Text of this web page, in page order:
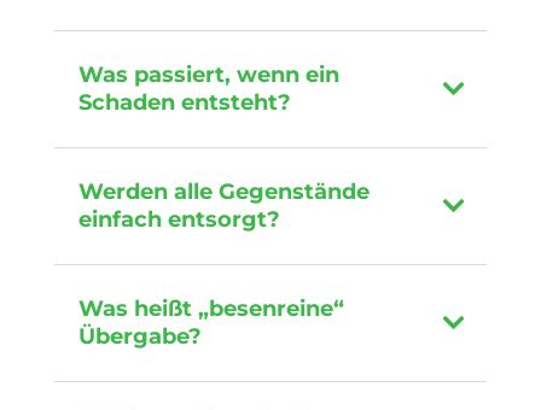
Was passiert, wenn ein
Schaden entsteht?
Werden alle Gegenstände
einfach entsorgt?
Was heißt „besenreine“
Übergabe?